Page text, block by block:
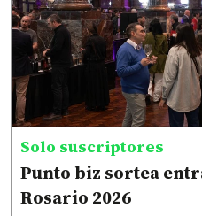
Solo suscriptores
Punto biz sortea
Rosario 2026